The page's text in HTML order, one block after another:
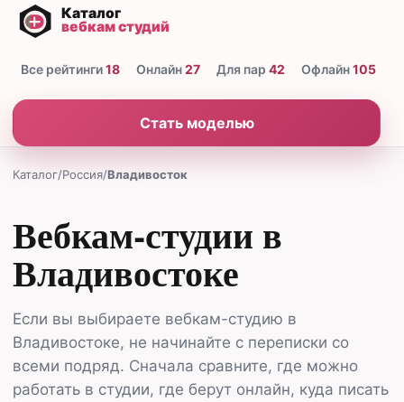
Все рейтинги18 Онлайн27 Для пар 42 Офлайн105
Стать моделью
Каталог/Россия/Владивосток
Вебкам-студии в
Владивостоке
Если вы выбираете вебкам-студию в
Владивостоке, не начинайте с переписки со
всеми подряд. Сначала сравните, где можно
работать в студии, где берут онлайн, куда писать